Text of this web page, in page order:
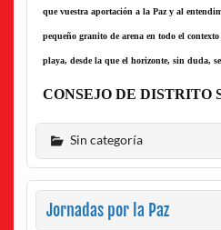
que vuestra aportación a la Paz y al
pequeño granito de arena en todo el
playa, desde la que el horizonte, sin duda,
CONSEJO DE DISTRITO
Sin categoría
Jornadas por la Paz